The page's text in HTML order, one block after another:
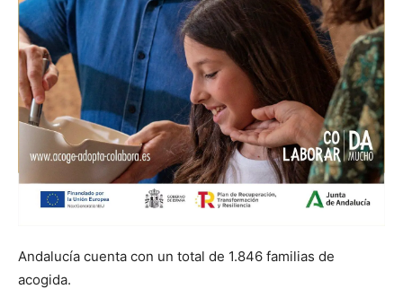
Andalucía cuenta con un total de 1.846 familias de
acogida.